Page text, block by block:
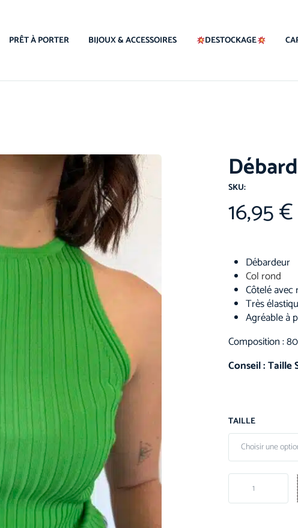
PRÊT À PORTER BIJOUX & ACCESSOIRES DESTOCKAGE
SKU:
16,95€
Débardeur
Col rond
Côtelé avec
Très
Agréable à
Composition :
Conseil :
TAILLE